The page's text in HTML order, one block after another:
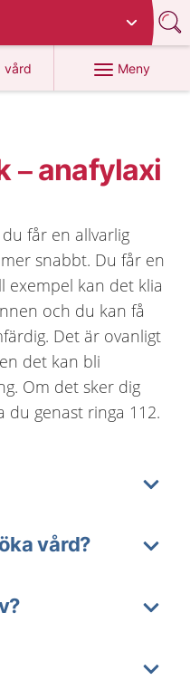
vård
1177.se
Meny
– anafylaxi
får en allvarlig
snabbt. Du får en
exempel kan det klia
och du kan få
Det är ovanligt
det kan bli
Om det sker dig
du genast ringa 112.
vård?